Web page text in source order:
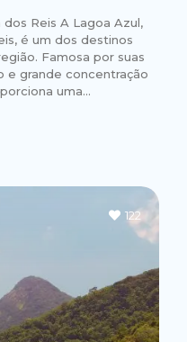
dos Reis A Lagoa Azul,
é um dos destinos
Famosa por suas
e grande concentração
uma...
122